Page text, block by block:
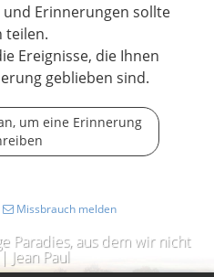
Erinnerungen sollte
teilen.
Ereignisse, die Ihnen
geblieben sind.
um eine Erinnerung
Paradies, aus dem wir nicht
Jean Paul
Missbrauch melden